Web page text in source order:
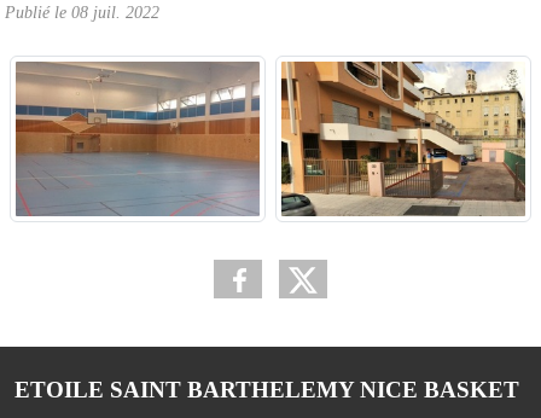
Publié le 08 juil. 2022
ETOILE SAINT BARTHELEMY NICE BASKET